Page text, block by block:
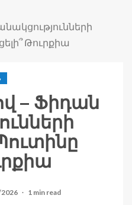
Թուրքիա
– Ֆիդան
1 min read